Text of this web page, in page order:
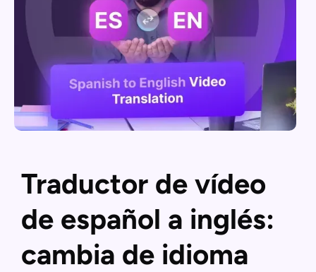
Traductor de vídeo
de español a inglés:
cambia de idioma